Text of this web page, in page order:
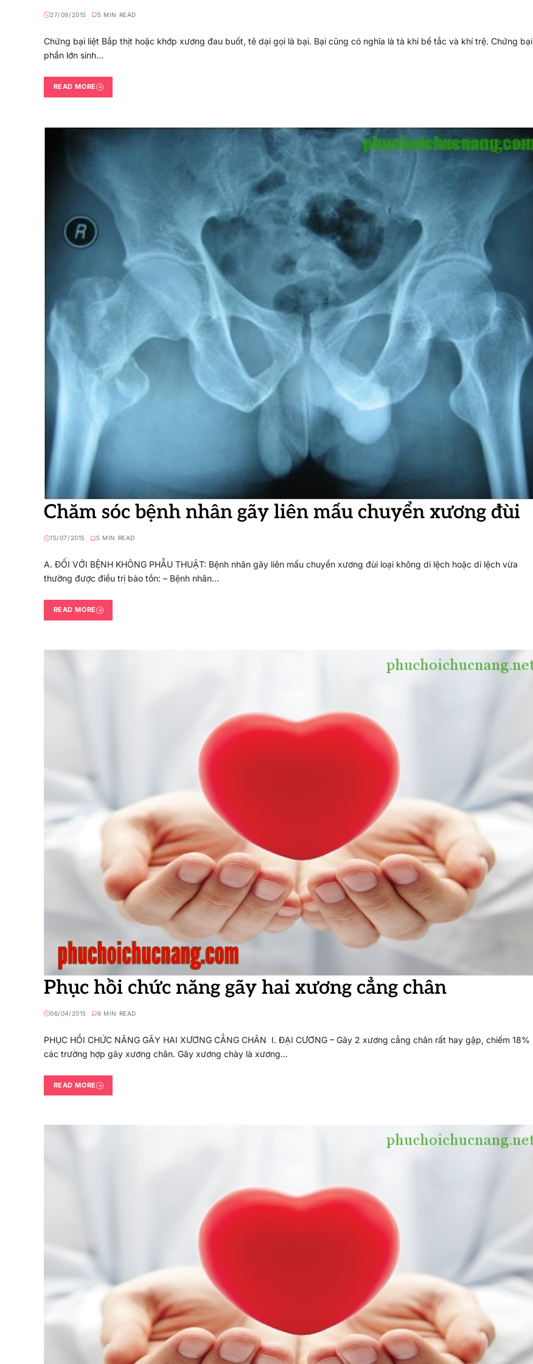
27/09/2015 5 MIN READ
Chứng bại liệt Bắp thịt hoặc khớp xương đau buốt, tê dại gọi là bại. Bại cũng có nghĩa là tà khí bế tắc và khí trệ. Chứng bại
phần lớn sinh…
READ MORE
Chăm sóc bệnh nhân gãy liên mấu chuyển xương đùi
15/07/2015 5 MIN READ
A. ĐỐI VỚI BỆNH KHÔNG PHẪU THUẬT: Bệnh nhân gãy liên mấu chuyển xương đùi loại không di lệch hoặc di lệch vừa
thường được điều trị bảo tồn: – Bệnh nhân…
READ MORE
Phục hồi chức năng gãy hai xương cẳng chân
06/04/2015 6 MIN READ
PHỤC HỒI CHỨC NĂNG GĂY HAI XƯƠNG CẲNG CHÂN I. ĐẠI CƯƠNG – Găy 2 xương cẳng chân rất hay gặp, chiếm 18%
các trường hợp gãy xương chân. Găy xương chày là xương…
READ MORE